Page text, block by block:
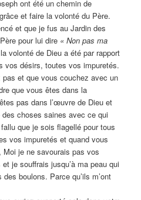
ont été un chemin de
et faire la volonté du Père.
et que je fus au Jardin des
pour lui dire « Non pas ma
volonté de Dieu a été par rapport
vos désirs, toutes vos impuretés.
et que vous couchez avec un
que vous êtes dans la
pas dans l’œuvre de Dieu et
choses saines avec ce qui
que je sois flagellé pour tous
vos impuretés et quand vous
je ne savourais pas vos
je souffrais jusqu’à ma peau qui
boulons. Parce qu’ils m’ont